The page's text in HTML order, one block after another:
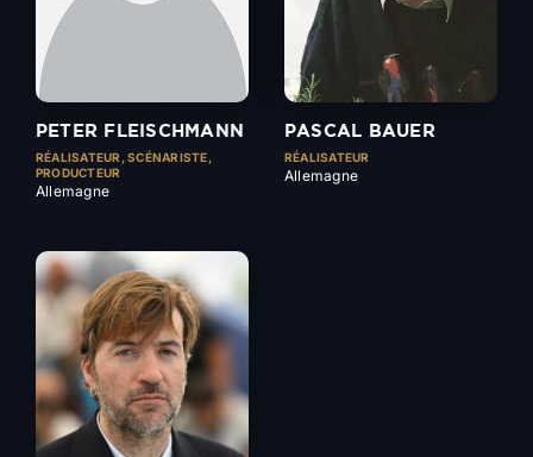
PETER FLEISCHMANN
RÉALISATEUR, SCÉNARISTE,
PRODUCTEUR
Allemagne
PASCAL BAUER
RÉALISATEUR
Allemagne